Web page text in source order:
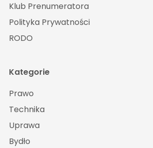
Klub Prenumeratora
Polityka Prywatności
RODO
Kategorie
Prawo
Technika
Uprawa
Bydło